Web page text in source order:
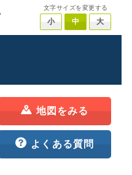
文字サイズを変更する
小 中 大
地図をみる
よくある質問